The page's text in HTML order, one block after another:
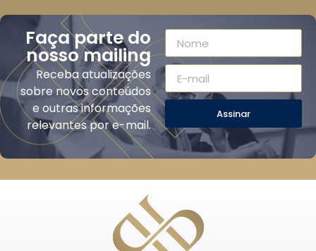
Faça parte do
nosso mailing
Receba atualizações
sobre novos conteúdos
e outras informações
relevantes por e-mail.
Assinar